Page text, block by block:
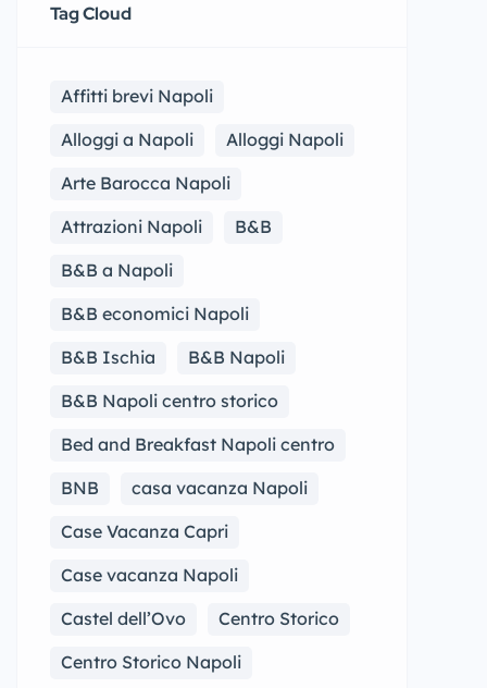
Tag Cloud
Affitti brevi Napoli
Alloggi a Napoli
Alloggi Napoli
Arte Barocca Napoli
Attrazioni Napoli
B&B
B&B a Napoli
B&B economici Napoli
B&B Ischia
B&B Napoli
B&B Napoli centro storico
Bed and Breakfast Napoli centro
BNB
casa vacanza Napoli
Case Vacanza Capri
Case vacanza Napoli
Castel dell’Ovo
Centro Storico
Centro Storico Napoli